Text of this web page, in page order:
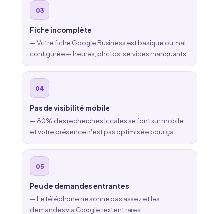
Fiche incomplète
— Votre fiche Google Business est basique ou mal
configurée — heures, photos, services manquants.
Pas de visibilité mobile
— 80% des recherches locales se font sur mobile
et votre présence n'est pas optimisée pour ça.
Peu de demandes entrantes
— Le téléphone ne sonne pas assez et les
demandes via Google restent rares.